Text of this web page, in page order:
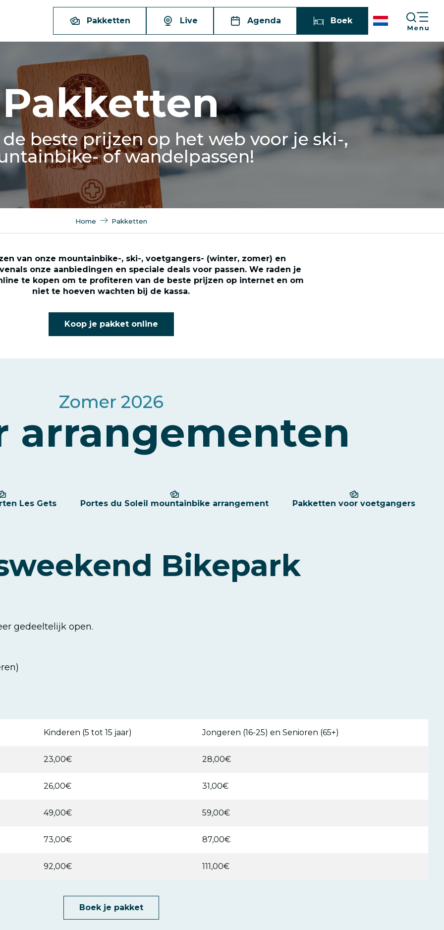
Pakketten Live Agenda Boek
Pakketten
beste prijzen op het web voor je ski-,
of wandelpassen!
Home Pakketten
van onze mountainbike-, ski-, voetgangers- (winter, zomer) en
onze aanbiedingen en speciale deals voor passen. We raden je
te kopen om te profiteren van de beste prijzen op internet en om
niet te hoeven wachten bij de kassa.
Koop je pakket online
Zomer 2026
arrangementen
Les Gets Portes du Soleil mountainbike arrangement Pakketten voor voetgangers
Bikepark
gedeeltelijk open.
Kinderen (5 tot 15 jaar) Jongeren (16-25) en Senioren (65+)
23,00€ 28,00€
26,00€ 31,00€
49,00€ 59,00€
73,00€ 87,00€
92,00€ 111,00€
Boek je pakket